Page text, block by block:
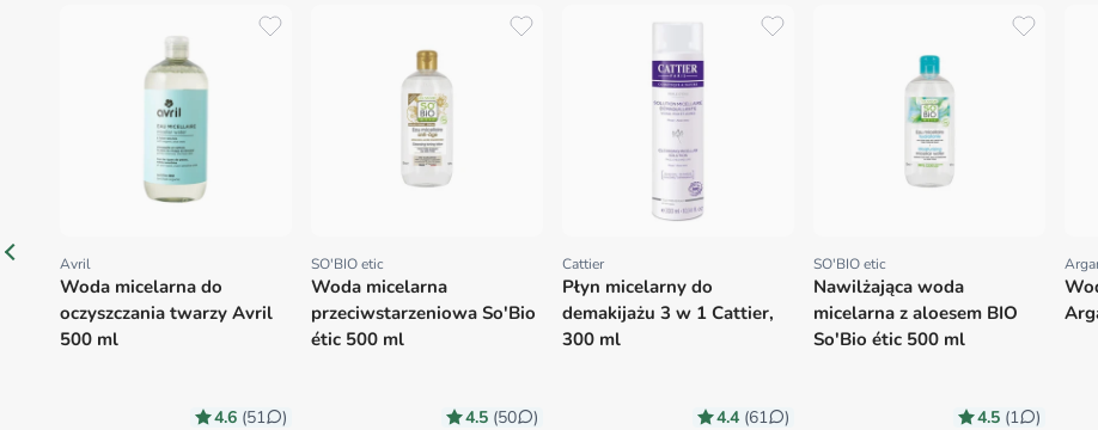
Proveedor:
Avril
Woda micelarna do
oczyszczania twarzy Avril
500 ml
4.6 (51 )
Proveedor:
SO'BIO etic
Woda micelarna
przeciwstarzeniowa So'Bio
étic 500 ml
4.5 (50 )
Proveedor:
Cattier
Płyn micelarny do
demakijażu 3 w 1 Cattier,
300 ml
4.4 (61 )
Proveedor:
SO'BIO etic
Nawilżająca woda
micelarna z aloesem BIO
So'Bio étic 500 ml
4.5 (1 )